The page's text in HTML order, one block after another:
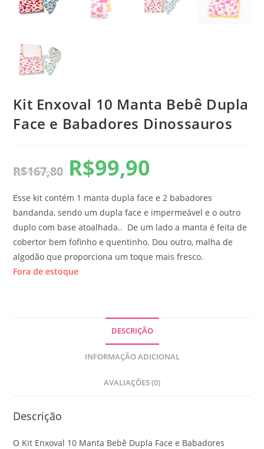
Kit Enxoval 10 Manta Bebê Dupla
Face e Babadores Dinossauros
R$167,80 R$99,90
Esse kit contém 1 manta dupla face e 2 babadores
bandanda, sendo um dupla face e impermeável e o outro
duplo com base atoalhada.. De um lado a manta é feita de
cobertor bem fofinho e quentinho. Dou outro, malha de
algodão que proporciona um toque mais fresco.
Fora de estoque
DESCRIÇÃO
INFORMAÇÃO ADICIONAL
AVALIAÇÕES (0)
Descrição
O Kit Enxoval 10 Manta Bebê Dupla Face e Babadores